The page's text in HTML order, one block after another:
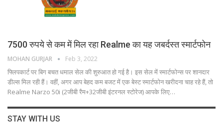
7500 रुपये से कम में मिल रहा Realme का यह जबर्दस्त स्मार्टफोन
MOHAN GURJAR Feb 3, 2022
फ्लिपकार्ट पर बिग बचत धमाल सेल की शुरुआत हो गई है। इस सेल में स्मार्टफोन्स पर शानदार
डील्स मिल रही हैं। वहीं, अगर आप बेहद कम बजट में एक बेस्ट स्मार्टफोन खरीदना चाह रहे हैं, तो
Realme Narzo 50i (2जीबी रैम+32जीबी इंटरनल स्टोरेज) आपके लिए…
STAY WITH US